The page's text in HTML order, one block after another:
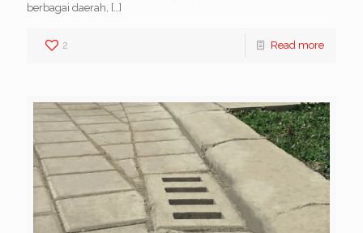
berbagai daerah, […]
2 Read more